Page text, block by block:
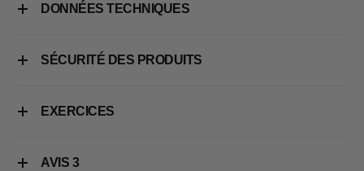
DONNÉES TECHNIQUES
SÉCURITÉ DES PRODUITS
EXERCICES
AVIS 3